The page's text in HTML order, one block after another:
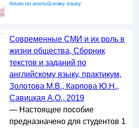
Книги по английскому языку
Современные СМИ и их роль в
жизни общества, Сборник
текстов и заданий по
английскому языку, практикум,
Золотова М.В., Карпова Ю.Н.,
Савицкая А.О., 2019
— Настоящее пособие
предназначено для студентов 1